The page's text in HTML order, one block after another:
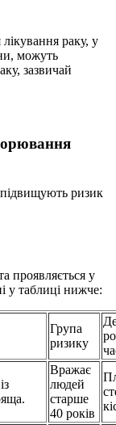
раку, у
можуть
зазвичай
ризик
проявляється у
у таблиці нижче:
Група
ризику
Вражає
людей
старше
40 років